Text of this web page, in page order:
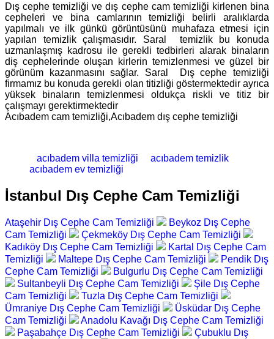
Dış cephe temizliği ve dış cephe cam temizliği kirlenen bina
cepheleri ve bina camlarının temizliği belirli aralıklarda
yapılmalı ve ilk günkü görüntüsünü muhafaza etmesi için
yapılan temizlik çalışmasıdır. Saral temizlik bu konuda
uzmanlaşmış kadrosu ile gerekli tedbirleri alarak binaların
diş cephelerinde oluşan kirlerin temizlenmesi ve güzel bir
görünüm kazanmasını sağlar. Saral Dış cephe temizliği
firmamız bu konuda gerekli olan titizliği göstermektedir ayrıca
yüksek binaların temizlenmesi oldukça riskli ve titiz bir
çalışmayı gerektirmektedir
Acıbadem cam temizliği,Acıbadem dış cephe temizliği
acıbadem villa temizliği
acıbadem temizlik
acıbadem ev temizliği
İstanbul Dış Cephe Cam Temizliği
Ataşehir Dış Cephe Cam Temizliği
Beykoz Dış Cephe
Cam Temizliği
Çekmeköy Dış Cephe Cam Temizliği
Kadıköy Dış Cephe Cam Temizliği
Kartal Dış Cephe Cam
Temizliği
Maltepe Dış Cephe Cam Temizliği
Pendik Dış
Cephe Cam Temizliği
Bulgurlu Dış Cephe Cam Temizliği
Sultanbeyli Dış Cephe Cam Temizliği
Şile Dış Cephe
Cam Temizliği
Tuzla Dış Cephe Cam Temizliği
Ümraniye Dış Cephe Cam Temizliği
Üsküdar Dış Cephe
Cam Temizliği
Anadolu Kavağı Dış Cephe Cam Temizliği
Paşabahçe Dış Cephe Cam Temizliği
Çubuklu Dış